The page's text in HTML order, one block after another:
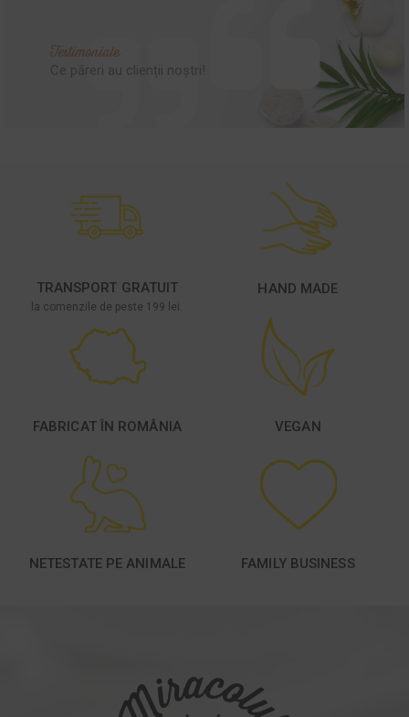
Testimoniale
Ce păreri au clienții noștri!
TRANSPORT GRATUIT
la comenzile de peste 199 lei.
HAND MADE
FABRICAT ÎN ROMÂNIA VEGAN
NETESTATE PE ANIMALE FAMILY BUSINESS